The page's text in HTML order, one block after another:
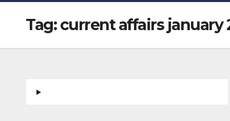
Tag:current affairs january